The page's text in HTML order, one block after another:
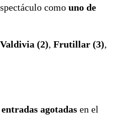
como uno de
Valdivia (2), Frutillar (3),
agotadas en el